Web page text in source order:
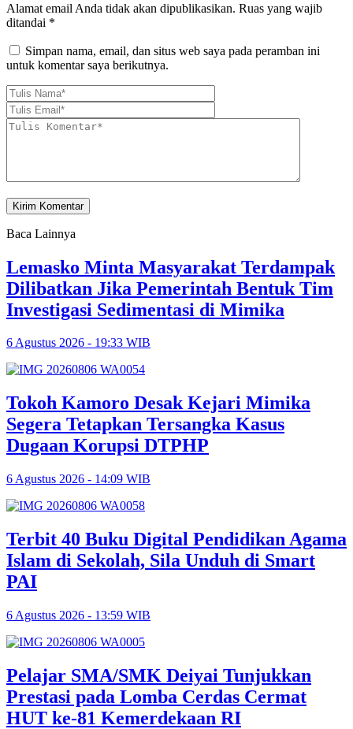
Alamat email Anda tidak akan dipublikasikan. Ruas yang wajib
ditandai *
Simpan nama, email, dan situs web saya pada peramban ini
untuk komentar saya berikutnya.
Baca Lainnya
Lemasko Minta Masyarakat Terdampak
Dilibatkan Jika Pemerintah Bentuk Tim
Investigasi Sedimentasi di Mimika
6 Agustus 2026 - 19:33 WIB
Tokoh Kamoro Desak Kejari Mimika
Segera Tetapkan Tersangka Kasus
Dugaan Korupsi DTPHP
6 Agustus 2026 - 14:09 WIB
Terbit 40 Buku Digital Pendidikan Agama
Islam di Sekolah, Sila Unduh di Smart
PAI
6 Agustus 2026 - 13:59 WIB
Pelajar SMA/SMK Deiyai Tunjukkan
Prestasi pada Lomba Cerdas Cermat
HUT ke-81 Kemerdekaan RI